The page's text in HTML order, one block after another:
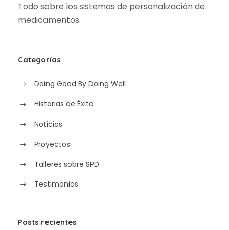
Todo sobre los sistemas de personalización de
medicamentos.
Categorías
Doing Good By Doing Well
Historias de Éxito
Noticias
Proyectos
Talleres sobre SPD
Testimonios
Posts recientes